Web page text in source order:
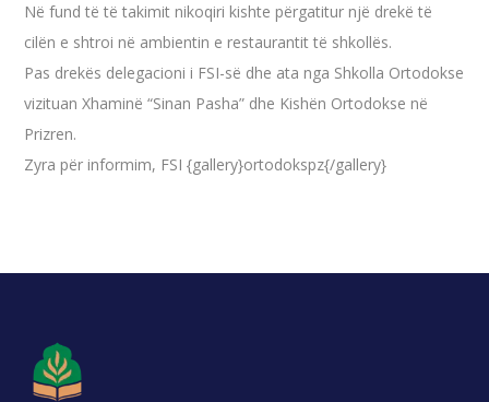
Në fund të të takimit nikoqiri kishte përgatitur një drekë të
cilën e shtroi në ambientin e restaurantit të shkollës.
Pas drekës delegacioni i FSI-së dhe ata nga Shkolla Ortodokse
vizituan Xhaminë “Sinan Pasha” dhe Kishën Ortodokse në
Prizren.
Zyra për informim, FSI {gallery}ortodokspz{/gallery}